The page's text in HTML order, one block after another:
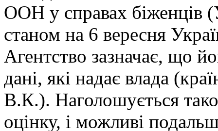
ООН у справах біженців
станом на 6 вересня
Агентство зазначає, що
дані, які надає влада
В.К.). Наголошується
оцінку, і можливі